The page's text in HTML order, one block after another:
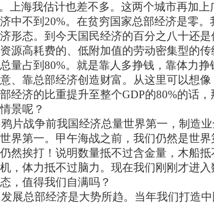
上海我估计也差不多。这两个城市再加
中不到20%。在贫穷国家总部经济是零
形态。到今天国民经济的百分之八十还
源高耗费的、低附加值的劳动密集型的
量占到80%。就是靠人多挣钱，靠体力挣
、靠总部经济创造财富。从这里可以想像
经济的比重提升至整个GDP的80%的话
景呢？
鸦片战争前我国经济总量世界第一，制造
界第一。甲午海战之前，我们仍然是世
然挨打！说明数量抵不过含金量，木船
，体力抵不过脑力。现在我们刚刚才进
，值得我们自满吗？
发展总部经济是大势所趋。当年我们打造